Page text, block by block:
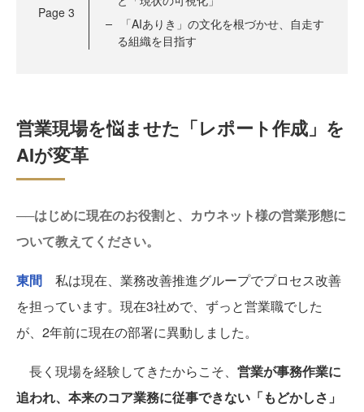
Page 3
「AIありき」の文化を根づかせ、自走す
る組織を目指す
営業現場を悩ませた「レポート作成」を
AIが変革
──はじめに現在のお役割と、カウネット様の営業形態に
ついて教えてください。
東間 私は現在、業務改善推進グループでプロセス改善
を担っています。現在3社めで、ずっと営業職でした
が、2年前に現在の部署に異動しました。
長く現場を経験してきたからこそ、 営業が事務作業に
追われ、本来のコア業務に従事できない「もどかしさ」